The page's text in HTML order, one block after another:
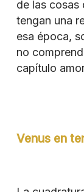
de las cosas
tengan una
esa época,
no
capítulo
Venus en